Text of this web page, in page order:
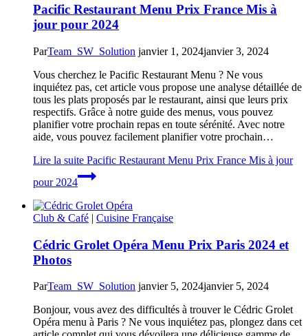
Pacific Restaurant Menu Prix France Mis à
jour pour 2024
ParTeam_SW_Solution janvier 1, 2024janvier 3, 2024
Vous cherchez le Pacific Restaurant Menu ? Ne vous
inquiétez pas, cet article vous propose une analyse détaillée de
tous les plats proposés par le restaurant, ainsi que leurs prix
respectifs. Grâce à notre guide des menus, vous pouvez
planifier votre prochain repas en toute sérénité. Avec notre
aide, vous pouvez facilement planifier votre prochain…
Lire la suite Pacific Restaurant Menu Prix France Mis à jour
pour 2024
Club & Café | Cuisine Française
Cédric Grolet Opéra Menu Prix Paris 2024 et
Photos
ParTeam_SW_Solution janvier 5, 2024janvier 5, 2024
Bonjour, vous avez des difficultés à trouver le Cédric Grolet
Opéra menu à Paris ? Ne vous inquiétez pas, plongez dans cet